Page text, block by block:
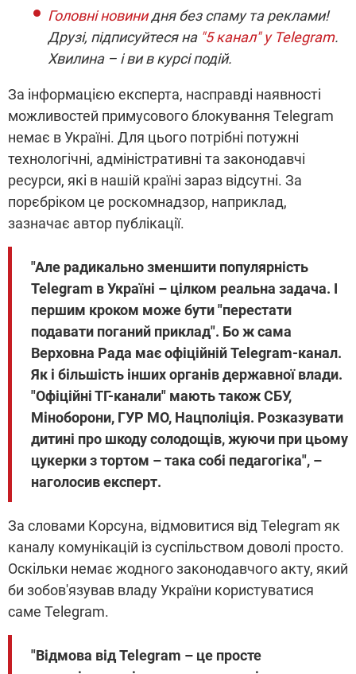
Головні новинидня без спаму та реклами!
Друзі, підписуйтеся на "5 канал" у Telegram.
Хвилина – і ви в курсі подій.
За інформацією експерта, насправді наявності
можливостей примусового блокування Telegram
немає в Україні. Для цього потрібні потужні
технологічні, адміністративні та законодавчі
ресурси, які в нашій країні зараз відсутні. За
порєбріком це роскомнадзор, наприклад,
зазначає автор публікації.
"Але радикально зменшити популярність
Telegram в Україні – цілком реальна задача. І
першим кроком може бути "перестати
подавати поганий приклад". Бо ж сама
Верховна Рада має офіційній Telegram-канал.
Як і більшість інших органів державної влади.
"Офіційні ТГ-канали" мають також СБУ,
Міноборони, ГУР МО, Нацполіція. Розказувати
дитині про шкоду солодощів, жуючи при цьому
цукерки з тортом – така собі педагогіка", –
наголосив експерт.
За словами Корсуна, відмовитися від Telegram як
каналу комунікацій із суспільством доволі просто.
Оскільки немає жодного законодавчого акту, який
би зобов'язував владу України користуватися
саме Telegram.
"Відмова від Telegram – це просте